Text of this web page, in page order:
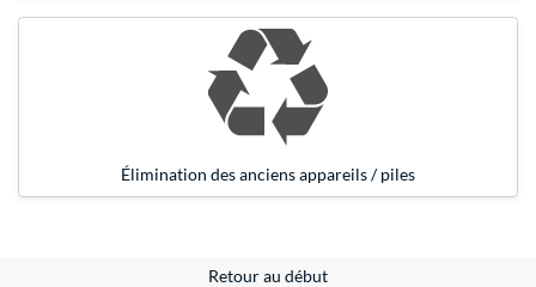
Élimination des anciens appareils / piles
Retour au début